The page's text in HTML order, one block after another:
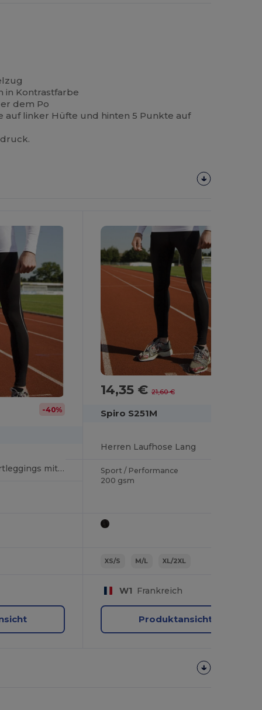
in Kontrastfarbe
dem Po
auf linker Hüfte und hinten 5 Punkte auf
-40%
Atmungsaktive Sportleggings mit Konturpassform
14,35 € 21,60 €
Spiro S251M
Herren Laufhose Lang
Sport / Performance
200 gsm
XS/S M/L XL/2XL
W1 Frankreich
Produktansicht